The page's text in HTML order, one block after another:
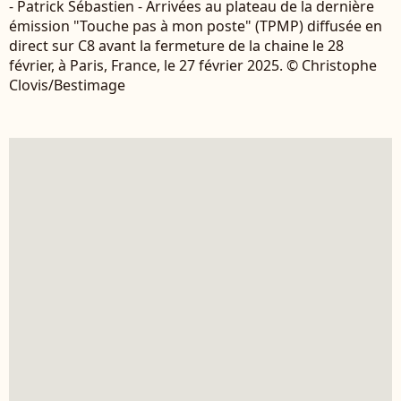
- Patrick Sébastien - Arrivées au plateau de la dernière
émission "Touche pas à mon poste" (TPMP) diffusée en
direct sur C8 avant la fermeture de la chaine le 28
février, à Paris, France, le 27 février 2025. © Christophe
Clovis/Bestimage